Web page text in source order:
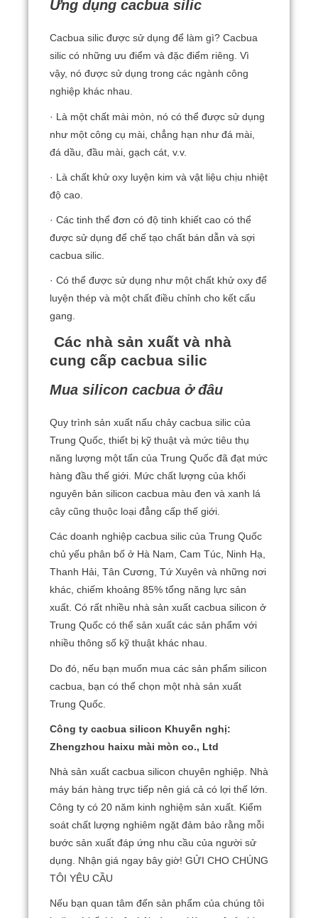
Ứng dụng cacbua silic
Cacbua silic được sử dụng để làm gì? Cacbua
silic có những ưu điểm và đặc điểm riêng. Vì
vậy, nó được sử dụng trong các ngành công
nghiệp khác nhau.
· Là một chất mài mòn, nó có thể được sử dụng
như một công cụ mài, chẳng hạn như đá mài,
đá dầu, đầu mài, gạch cát, v.v.
· Là chất khử oxy luyện kim và vật liệu chịu nhiệt
độ cao.
· Các tinh thể đơn có độ tinh khiết cao có thể
được sử dụng để chế tạo chất bán dẫn và sợi
cacbua silic.
· Có thể được sử dụng như một chất khử oxy để
luyện thép và một chất điều chỉnh cho kết cấu
gang.
Các nhà sản xuất và nhà
cung cấp cacbua silic
Mua silicon cacbua ở đâu
Quy trình sản xuất nấu chảy cacbua silic của
Trung Quốc, thiết bị kỹ thuật và mức tiêu thụ
năng lượng một tấn của Trung Quốc đã đạt mức
hàng đầu thế giới. Mức chất lượng của khối
nguyên bản silicon cacbua màu đen và xanh lá
cây cũng thuộc loại đẳng cấp thế giới.
Các doanh nghiệp cacbua silic của Trung Quốc
chủ yếu phân bố ở Hà Nam, Cam Túc, Ninh Hạ,
Thanh Hải, Tân Cương, Tứ Xuyên và những nơi
khác, chiếm khoảng 85% tổng năng lực sản
xuất. Có rất nhiều nhà sản xuất cacbua silicon ở
Trung Quốc có thể sản xuất các sản phẩm với
nhiều thông số kỹ thuật khác nhau.
Do đó, nếu bạn muốn mua các sản phẩm silicon
cacbua, bạn có thể chọn một nhà sản xuất
Trung Quốc.
Công ty cacbua silicon Khuyến nghị:
Zhengzhou haixu mài mòn co., Ltd
Nhà sản xuất cacbua silicon chuyên nghiệp. Nhà
máy bán hàng trực tiếp nên giá cả có lợi thế lớn.
Công ty có 20 năm kinh nghiệm sản xuất. Kiểm
soát chất lượng nghiêm ngặt đảm bảo rằng mỗi
bước sản xuất đáp ứng nhu cầu của người sử
dụng. Nhận giá ngay bây giờ! GỬI CHO CHÚNG
TÔI YÊU CẦU
Nếu bạn quan tâm đến sản phẩm của chúng tôi